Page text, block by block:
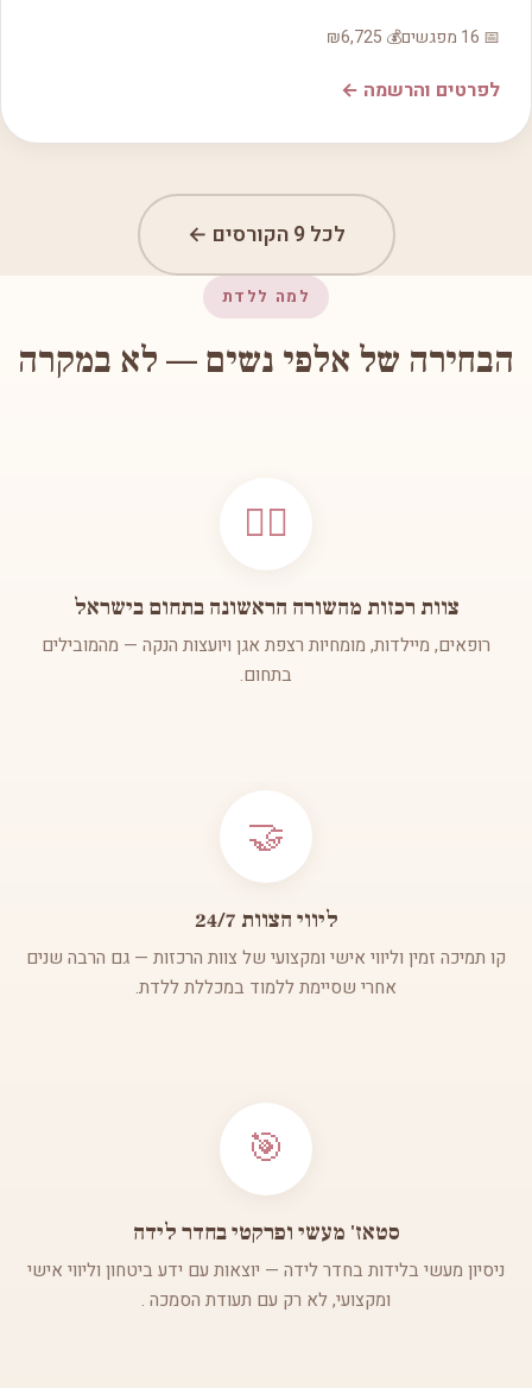
📅 16 מפגשים 💰 ₪6,725
לפרטים והרשמה ←
לכל 9 הקורסים ←
למה ללדת
הבחירה של אלפי נשים — לא במקרה
👩‍⚕️
צוות רכזות מהשורה הראשונה בתחום בישראל
רופאים, מיילדות, מומחיות רצפת אגן ויועצות הנקה — מהמובילים
בתחום.
🤝
ליווי הצוות 24/7
קו תמיכה זמין וליווי אישי ומקצועי של צוות הרכזות — גם הרבה שנים
אחרי שסיימת ללמוד במכללת ללדת.
🎯
סטאז' מעשי ופרקטי בחדר לידה
ניסיון מעשי בלידות בחדר לידה — יוצאות עם ידע ביטחון וליווי אישי
ומקצועי, לא רק עם תעודת הסמכה .